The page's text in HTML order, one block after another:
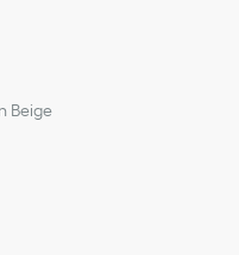
Beige